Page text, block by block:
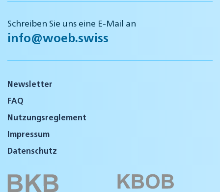
Schreiben Sie uns eine E-Mail an
info@woeb.swiss
Newsletter
FAQ
Nutzungsreglement
Impressum
Datenschutz